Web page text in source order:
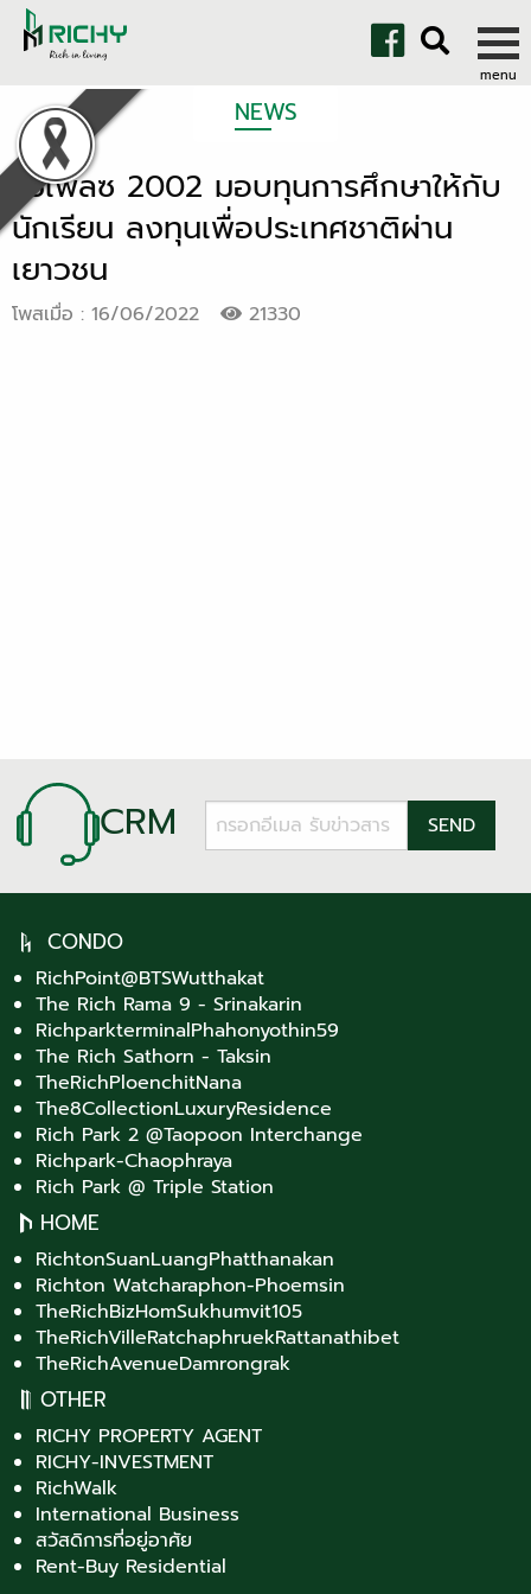
NEWS
ริชี่เพลซ 2002 มอบทุนการศึกษาให้กับ
นักเรียน ลงทุนเพื่อประเทศชาติผ่าน
เยาวชน
โพสเมื่อ : 16/06/2022 21330
CRM
CONDO
RichPoint@BTSWutthakat
The Rich Rama 9 - Srinakarin
RichparkterminalPhahonyothin59
The Rich Sathorn - Taksin
TheRichPloenchitNana
The8CollectionLuxuryResidence
Rich Park 2 @Taopoon Interchange
Richpark-Chaophraya
Rich Park @ Triple Station
HOME
RichtonSuanLuangPhatthanakan
Richton Watcharaphon-Phoemsin
TheRichBizHomSukhumvit105
TheRichVilleRatchaphruekRattanathibet
TheRichAvenueDamrongrak
OTHER
RICHY PROPERTY AGENT
RICHY-INVESTMENT
RichWalk
International Business
สวัสดิการที่อยู่อาศัย
Rent-Buy Residential